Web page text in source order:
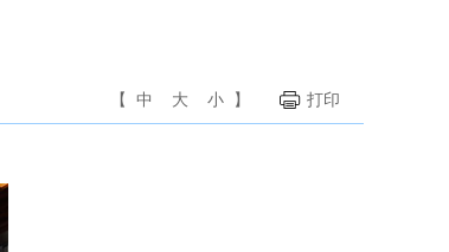
【 中 大 小 】 打印